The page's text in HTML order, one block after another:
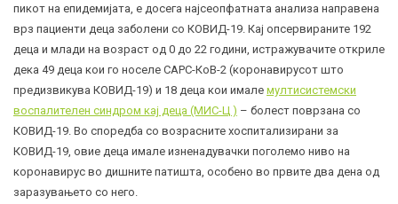
пикот на епидемијата, е досега најсеопфатната анализа направена
врз пациенти деца заболени со КОВИД-19. Кај опсервираните 192
деца и млади на возраст од 0 до 22 години, истражувачите откриле
дека 49 деца кои го носеле САРС-КоВ-2 (коронавирусот што
предизвикува КОВИД-19) и 18 деца кои имале мултисистемски
воспалителен синдром кај деца (МИС-Ц ) – болест поврзана со
КОВИД-19. Во споредба со возрасните хоспитализирани за
КОВИД-19, овие деца имале изненадувачки поголемо ниво на
коронавирус во дишните патишта, особено во првите два дена од
заразувањето со него.